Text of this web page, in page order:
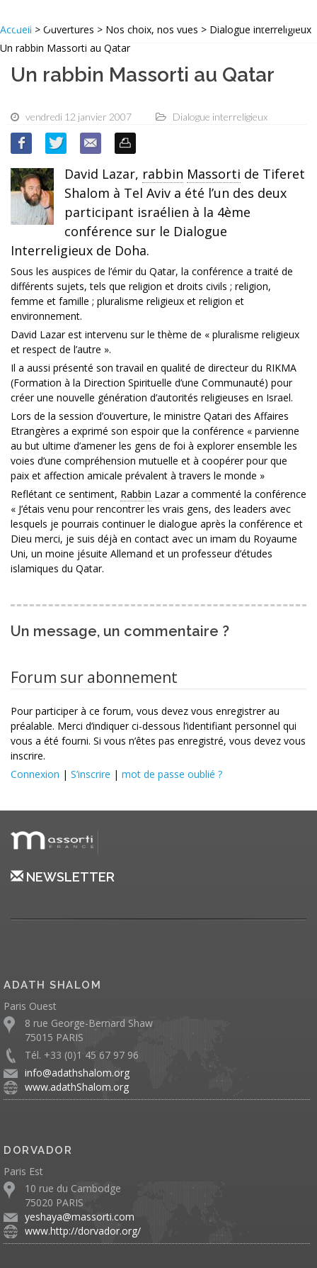
Accueil > Ouvertures > Nos choix, nos vues > Dialogue interreligieux
Un rabbin Massorti au Qatar
Un rabbin Massorti au Qatar
vendredi 12 janvier 2007 Dialogue interreligieux
David Lazar, rabbin Massorti de Tiferet
Shalom à Tel Aviv a été l’un des deux
participant israélien à la 4ème
conférence sur le Dialogue
Interreligieux de Doha.
Sous les auspices de l’émir du Qatar, la conférence a traité de
différents sujets, tels que religion et droits civils ; religion,
femme et famille ; pluralisme religieux et religion et
environnement.
David Lazar est intervenu sur le thème de « pluralisme religieux
et respect de l’autre ».
Il a aussi présenté son travail en qualité de directeur du RIKMA
(Formation à la Direction Spirituelle d’une Communauté) pour
créer une nouvelle génération d’autorités religieuses en Israel.
Lors de la session d’ouverture, le ministre Qatari des Affaires
Etrangères a exprimé son espoir que la conférence « parvienne
au but ultime d’amener les gens de foi à explorer ensemble les
voies d’une compréhension mutuelle et à coopérer pour que
paix et affection amicale prévalent à travers le monde »
Reflétant ce sentiment, Rabbin Lazar a commenté la conférence
« J’étais venu pour rencontrer les vrais gens, des leaders avec
lesquels je pourrais continuer le dialogue après la conférence et
Dieu merci, je suis déjà en contact avec un imam du Royaume
Uni, un moine jésuite Allemand et un professeur d’études
islamiques du Qatar.
Un message, un commentaire ?
Forum sur abonnement
Pour participer à ce forum, vous devez vous enregistrer au
préalable. Merci d’indiquer ci-dessous l’identifiant personnel qui
vous a été fourni. Si vous n’êtes pas enregistré, vous devez vous
inscrire.
Connexion | S’inscrire | mot de passe oublié ?
NEWSLETTER
ADATH SHALOM
Paris Ouest
8 rue George-Bernard Shaw
75015 PARIS
Tél. +33 (0)1 45 67 97 96
info@adathshalom.org
www.adathShalom.org
DORVADOR
Paris Est
10 rue du Cambodge
75020 PARIS
yeshaya@massorti.com
www.http://dorvador.org/